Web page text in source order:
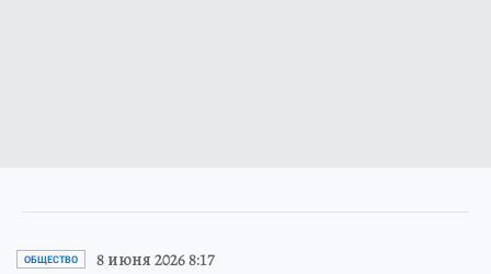
ОБЩЕСТВО 8 июня 2026 8:17